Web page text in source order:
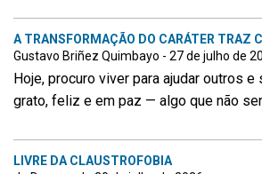
A TRANSFORMAÇÃO DO CARÁTER TRAZ
Gustavo Briñez Quimbayo - 27 de julho de
Hoje, procuro viver para ajudar outros
grato, feliz e em paz — algo que não
LIVRE DA CLAUSTROFOBIA